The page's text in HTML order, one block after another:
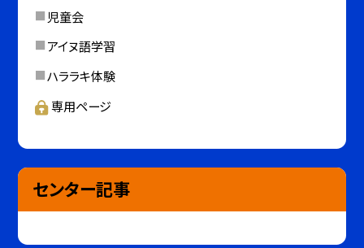
児童会
アイヌ語学習
ハララキ体験
専用ページ
センター記事